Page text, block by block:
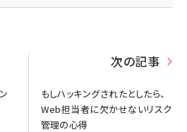
次の記事
もしハッキングされたとしたら、
Web担当者に欠かせないリスク
管理の心得